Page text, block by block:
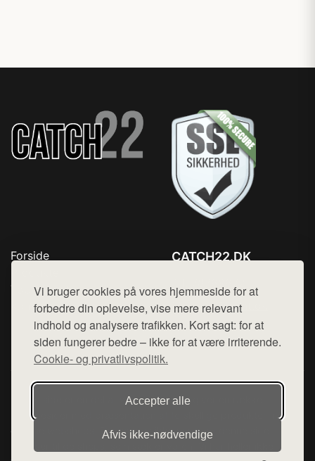
Vi bruger cookies på vores hjemmeside for at
forbedre din oplevelse, vise mere relevant
indhold og analysere trafikken. Kort sagt: for at
siden fungerer bedre – ikke for at være irriterende.
Cookie- og privatlivspolitik.
Accepter alle
Afvis ikke‑nødvendige
Forside
Top Rabatter
Kontakt
CATCH22.DK
Mail: hej@want.dk
Cookie- og privatlivspolitik
Denne side er en del af want.dk, der udgiver en række
hjemmesider med præsentation af forskellige produkter fra
diverse webshops. Der sælges ikke varer fra denne side - vi